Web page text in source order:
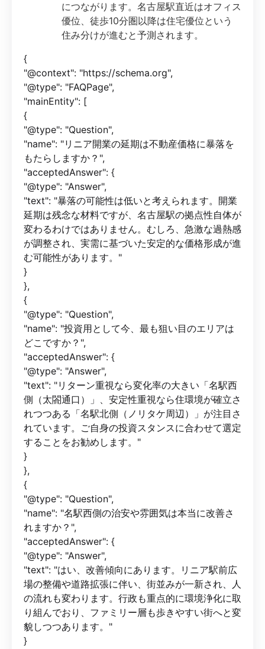
につながります。名古屋駅直近はオフィス
優位、徒歩10分圏以降は住宅優位という
住み分けが進むと予測されます。
{
"@context": "https://schema.org",
"@type": "FAQPage",
"mainEntity": [
{
"@type": "Question",
"name": "リニア開業の延期は不動産価格に暴落を
もたらしますか？",
"acceptedAnswer": {
"@type": "Answer",
"text": "暴落の可能性は低いと考えられます。開業
延期は残念な材料ですが、名古屋駅の拠点性自体が
変わるわけではありません。むしろ、急激な過熱感
が調整され、実需に基づいた安定的な価格形成が進
む可能性があります。"
}
},
{
"@type": "Question",
"name": "投資用として今、最も狙い目のエリアは
どこですか？",
"acceptedAnswer": {
"@type": "Answer",
"text": "リターン重視なら変化率の大きい「名駅西
側（太閤通口）」、安定性重視なら住環境が確立さ
れつつある「名駅北側（ノリタケ周辺）」が注目さ
れています。ご自身の投資スタンスに合わせて選定
することをお勧めします。"
}
},
{
"@type": "Question",
"name": "名駅西側の治安や雰囲気は本当に改善さ
れますか？",
"acceptedAnswer": {
"@type": "Answer",
"text": "はい、改善傾向にあります。リニア駅前広
場の整備や道路拡張に伴い、街並みが一新され、人
の流れも変わります。行政も重点的に環境浄化に取
り組んでおり、ファミリー層も歩きやすい街へと変
貌しつつあります。"
}